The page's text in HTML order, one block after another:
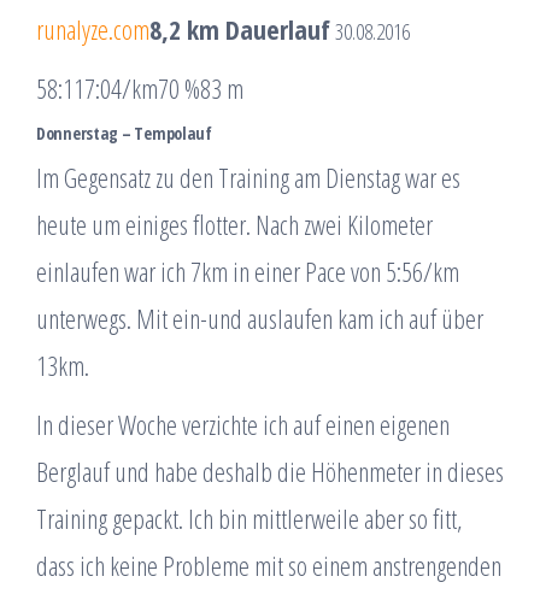
runalyze.com8,2 km Dauerlauf30.08.2016
58:117:04/km70 %83 m
Donnerstag – Tempolauf
Im Gegensatz zu den Training am Dienstag war es
heute um einiges flotter. Nach zwei Kilometer
einlaufen war ich 7km in einer Pace von 5:56/km
unterwegs. Mit ein-und auslaufen kam ich auf über
13km.
In dieser Woche verzichte ich auf einen eigenen
Berglauf und habe deshalb die Höhenmeter in dieses
Training gepackt. Ich bin mittlerweile aber so fitt,
dass ich keine Probleme mit so einem anstrengenden